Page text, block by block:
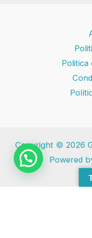
Politica
Copyright © 2026
Powered